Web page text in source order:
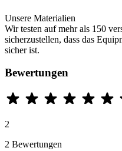
Unsere Materialien
Wir testen auf mehr als 150
sicherzustellen, dass das
sicher ist.
Bewertungen
2
2 Bewertungen